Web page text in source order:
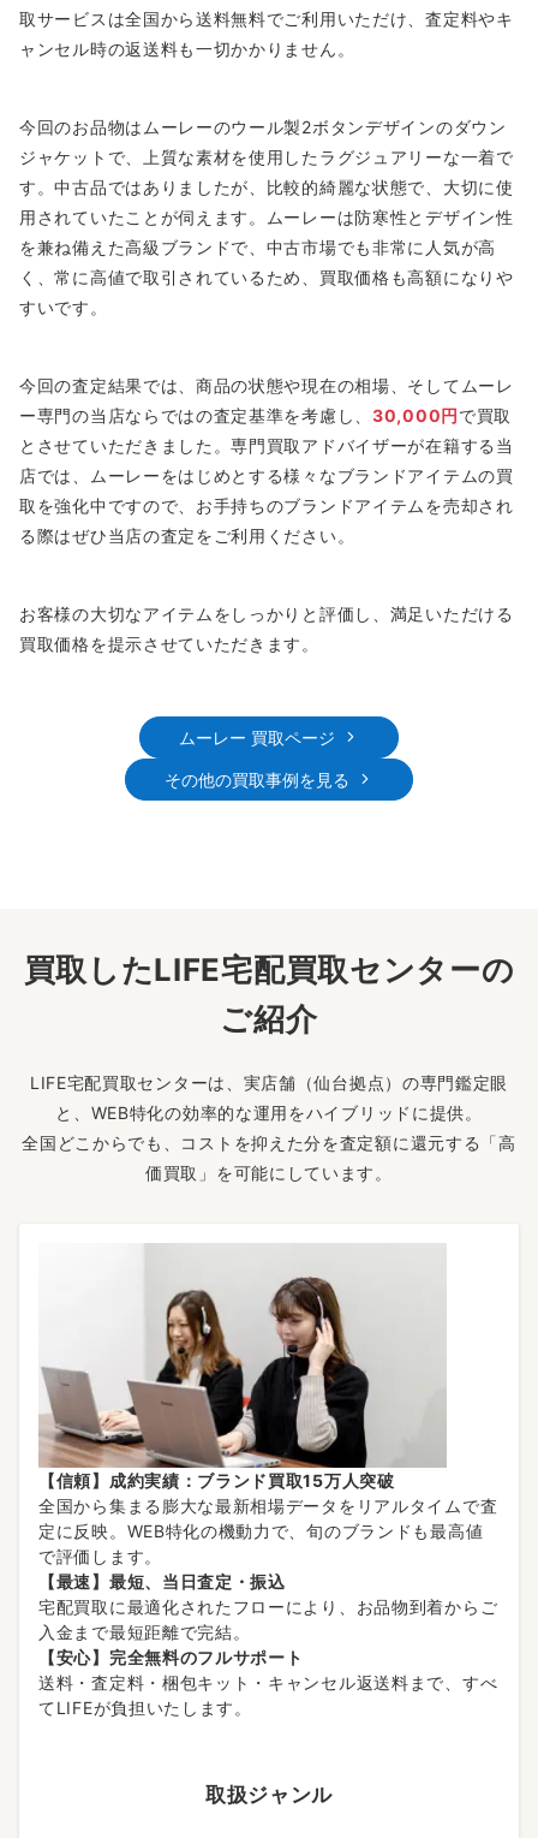
取サービスは全国から送料無料でご利用いただけ、査定料やキ
ャンセル時の返送料も一切かかりません。
今回のお品物はムーレーのウール製2ボタンデザインのダウン
ジャケットで、上質な素材を使用したラグジュアリーな一着で
す。中古品ではありましたが、比較的綺麗な状態で、大切に使
用されていたことが伺えます。ムーレーは防寒性とデザイン性
を兼ね備えた高級ブランドで、中古市場でも非常に人気が高
く、常に高値で取引されているため、買取価格も高額になりや
すいです。
今回の査定結果では、商品の状態や現在の相場、そしてムーレ
ー専門の当店ならではの査定基準を考慮し、 30,000円で買取
とさせていただきました。専門買取アドバイザーが在籍する当
店では、ムーレーをはじめとする様々なブランドアイテムの買
取を強化中ですので、お手持ちのブランドアイテムを売却され
る際はぜひ当店の査定をご利用ください。
お客様の大切なアイテムをしっかりと評価し、満足いただける
買取価格を提示させていただきます。
ムーレー 買取ページ
その他の買取事例を見る
買取したLIFE宅配買取センターの
ご紹介
LIFE宅配買取センターは、実店舗（仙台拠点）の専門鑑定眼
と、WEB特化の効率的な運用をハイブリッドに提供。
全国どこからでも、コストを抑えた分を査定額に還元する「高
価買取」を可能にしています。
【信頼】成約実績：ブランド買取15万人突破
全国から集まる膨大な最新相場データをリアルタイムで査
定に反映。WEB特化の機動力で、旬のブランドも最高値
で評価します。
【最速】最短、当日査定・振込
宅配買取に最適化されたフローにより、お品物到着からご
入金まで最短距離で完結。
【安心】完全無料のフルサポート
送料・査定料・梱包キット・キャンセル返送料まで、すべ
てLIFEが負担いたします。
取扱ジャンル